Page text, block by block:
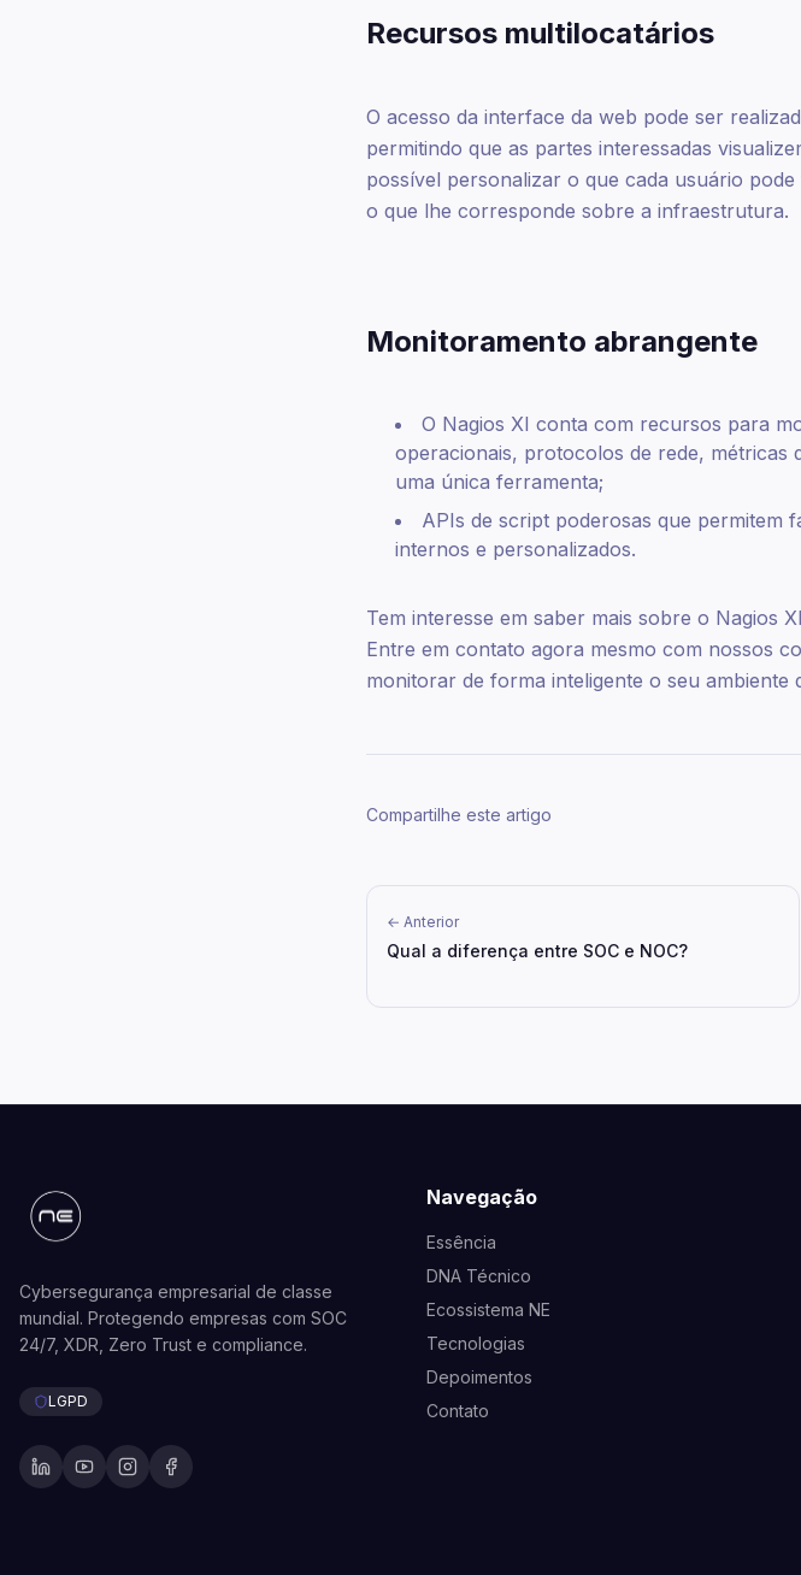
Recursos multilocatários
O acesso da interface da web pode ser
permitindo que as partes interessadas
possível personalizar o que cada usuário
o que lhe corresponde sobre a infraestrutura.
Monitoramento abrangente
O Nagios XI conta com recursos para
operacionais, protocolos de rede, métricas
uma única ferramenta;
APIs de script poderosas que permitem
internos e personalizados.
Tem interesse em saber mais sobre o Nagios
Entre em contato agora mesmo com nossos
monitorar de forma inteligente o seu ambiente
Compartilhe este artigo
← Anterior
Qual a diferença entre SOC e NOC?
Cybersegurança empresarial de classe
mundial. Protegendo empresas com SOC
24/7, XDR, Zero Trust e compliance.
LGPD
Navegação
Essência
DNA Técnico
Ecossistema NE
Tecnologias
Depoimentos
Contato